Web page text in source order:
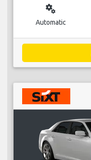
miscellaneous_services
Automatic